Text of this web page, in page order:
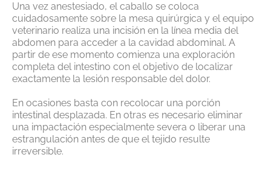
Una vez anestesiado, el caballo se coloca
cuidadosamente sobre la mesa quirúrgica y el equipo
veterinario realiza una incisión en la línea media del
abdomen para acceder a la cavidad abdominal. A
partir de ese momento comienza una exploración
completa del intestino con el objetivo de localizar
exactamente la lesión responsable del dolor.
En ocasiones basta con recolocar una porción
intestinal desplazada. En otras es necesario eliminar
una impactación especialmente severa o liberar una
estrangulación antes de que el tejido resulte
irreversible.